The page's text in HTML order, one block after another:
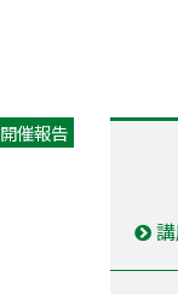
催報告